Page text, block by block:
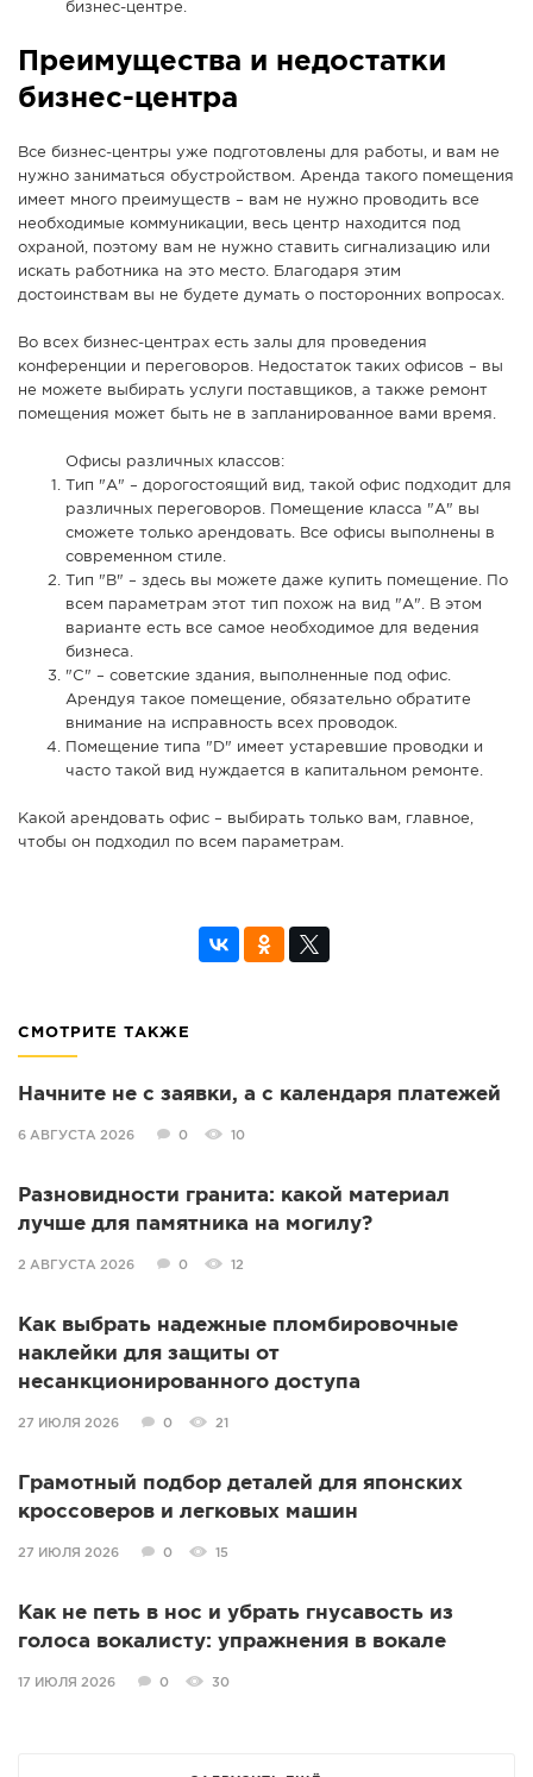
бизнес-центре.
Преимущества и недостатки
бизнес-центра
Все бизнес-центры уже подготовлены для работы, и вам не
нужно заниматься обустройством. Аренда такого помещения
имеет много преимуществ – вам не нужно проводить все
необходимые коммуникации, весь центр находится под
охраной, поэтому вам не нужно ставить сигнализацию или
искать работника на это место. Благодаря этим
достоинствам вы не будете думать о посторонних вопросах.
Во всех бизнес-центрах есть залы для проведения
конференции и переговоров. Недостаток таких офисов – вы
не можете выбирать услуги поставщиков, а также ремонт
помещения может быть не в запланированное вами время.
Офисы различных классов:
Тип "А" – дорогостоящий вид, такой офис подходит для
различных переговоров. Помещение класса "А" вы
сможете только арендовать. Все офисы выполнены в
современном стиле.
Тип "В" – здесь вы можете даже купить помещение. По
всем параметрам этот тип похож на вид "А". В этом
варианте есть все самое необходимое для ведения
бизнеса.
"С" – советские здания, выполненные под офис.
Арендуя такое помещение, обязательно обратите
внимание на исправность всех проводок.
Помещение типа "D" имеет устаревшие проводки и
часто такой вид нуждается в капитальном ремонте.
Какой арендовать офис – выбирать только вам, главное,
чтобы он подходил по всем параметрам.
СМОТРИТЕ ТАКЖЕ
Начните не с заявки, а с календаря платежей
6 АВГУСТА 2026 0 10
Разновидности гранита: какой материал
лучше для памятника на могилу?
2 АВГУСТА 2026 0 12
Как выбрать надежные пломбировочные
наклейки для защиты от
несанкционированного доступа
27 ИЮЛЯ 2026 0 21
Грамотный подбор деталей для японских
кроссоверов и легковых машин
27 ИЮЛЯ 2026 0 15
Как не петь в нос и убрать гнусавость из
голоса вокалисту: упражнения в вокале
17 ИЮЛЯ 2026 0 30